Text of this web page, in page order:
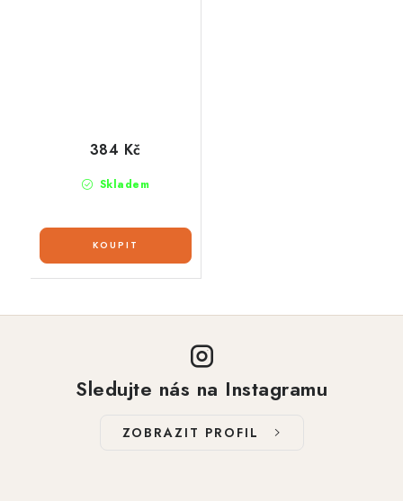
Skladem
384 Kč
Sledujte nás na Instagramu
ZOBRAZIT PROFIL